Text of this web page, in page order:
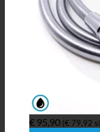
€ 95,90 (€ 79,92